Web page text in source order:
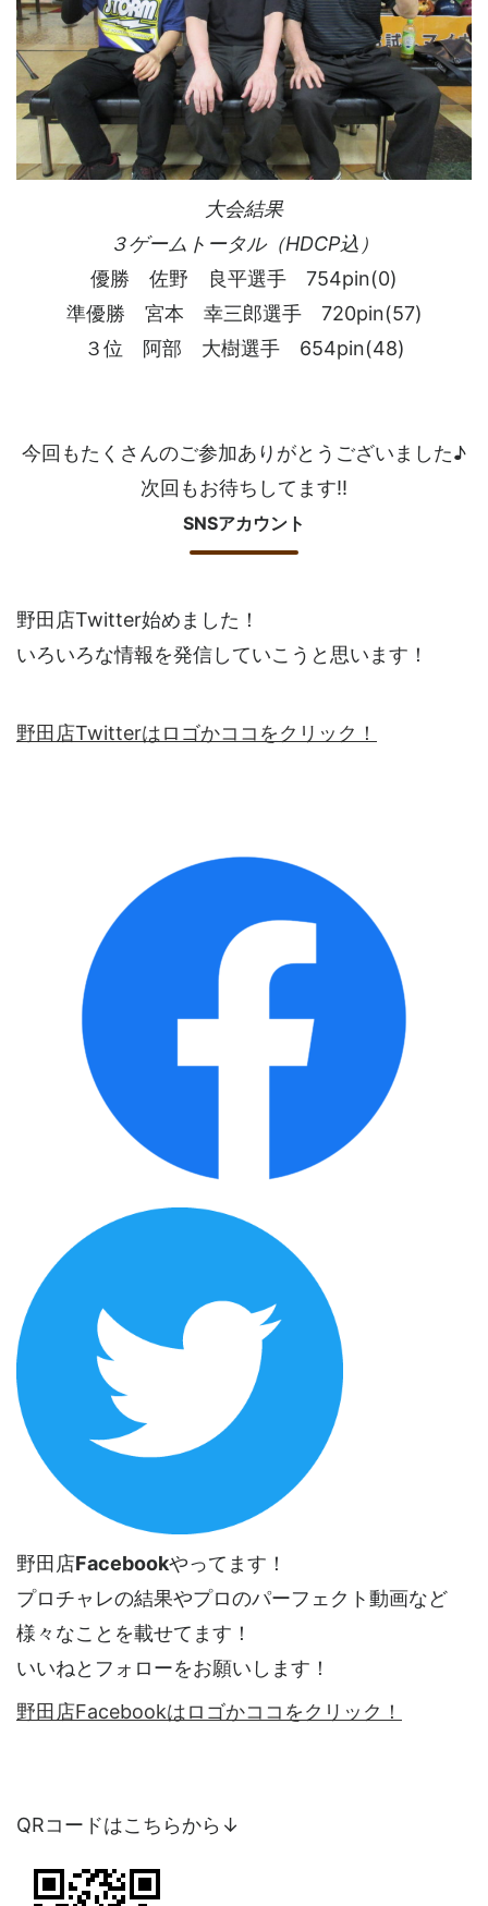
大会結果
３ゲームトータル（HDCP込）
優勝 佐野 良平選手 754pin(0)
準優勝 宮本 幸三郎選手 720pin(57)
３位 阿部 大樹選手 654pin(48)
今回もたくさんのご参加ありがとうございました♪
次回もお待ちしてます!!
SNSアカウント
野田店Twitter始めました！
いろいろな情報を発信していこうと思います！
野田店Twitterはロゴかココをクリック！
野田店Facebookやってます！
プロチャレの結果やプロのパーフェクト動画など
様々なことを載せてます！
いいねとフォローをお願いします！
野田店Facebookはロゴかココをクリック！
QRコードはこちらから↓